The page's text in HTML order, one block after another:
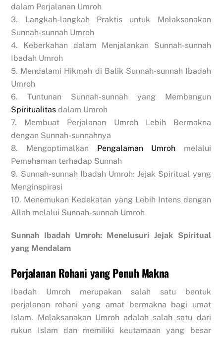
dalam Perjalanan Umroh
3. Langkah-langkah Praktis untuk Melaksanakan
Sunnah-sunnah Umroh
4. Keberkahan dalam Menjalankan Sunnah-sunnah
Ibadah Umroh
5. Mendalami Hikmah di Balik Sunnah-sunnah Ibadah
Umroh
6. Tuntunan Sunnah-sunnah yang Membangun
Spiritualitas dalam Umroh
7. Membuat Perjalanan Umroh Lebih Bermakna
dengan Sunnah-sunnahnya
8. Mengoptimalkan Pengalaman Umroh melalui
Pemahaman terhadap Sunnah
9. Sunnah-sunnah Ibadah Umroh: Jejak Spiritual yang
Menginspirasi
10. Menemukan Kedekatan yang Lebih Intens dengan
Allah melalui Sunnah-sunnah Umroh
Sunnah Ibadah Umroh: Menelusuri Jejak Spiritual
yang Mendalam
Perjalanan Rohani yang Penuh Makna
Ibadah Umroh merupakan salah satu bentuk
perjalanan rohani yang amat bermakna bagi umat
Islam. Melaksanakan Umroh adalah salah satu dari
rukun Islam dan memiliki keutamaan yang besar